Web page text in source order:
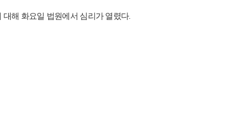
대해 화요일 법원에서 심리가 열렸다.